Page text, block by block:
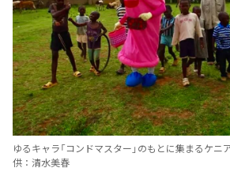
ゆるキャラ「コンドマスター」のもとに集まるケ
供：清水美春